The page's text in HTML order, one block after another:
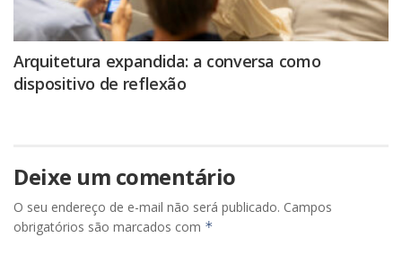
Arquitetura expandida: a conversa como
dispositivo de reflexão
Deixe um comentário
O seu endereço de e-mail não será publicado. Campos
obrigatórios são marcados com *